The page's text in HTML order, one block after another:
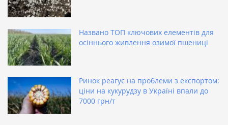
Названо ТОП ключових елементів для
осіннього живлення озимої пшениці
Ринок реагує на проблеми з експортом:
ціни на кукурудзу в Україні впали до
7000 грн/т